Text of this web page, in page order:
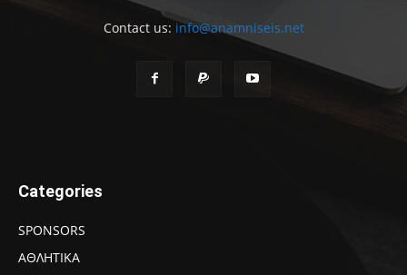
Contact us: info@anamniseis.net
Categories
SPONSORS
ΑΘΛΗΤΙΚΑ